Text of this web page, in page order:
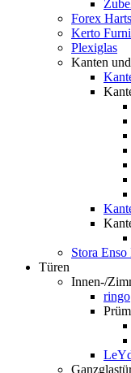
Forex
Kerto
Plexiglas
Kanten
Stora
Türen
Innen-/
ringo
Prüm